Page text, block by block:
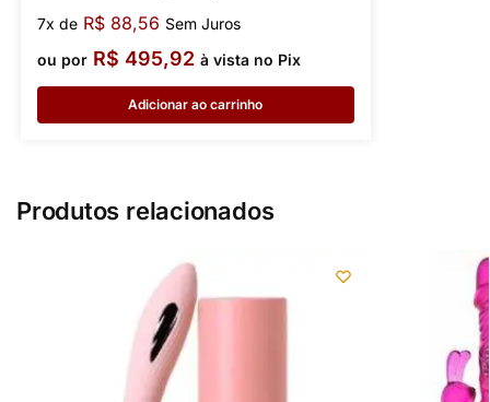
7x de R$88,56 Sem Juros
ou por R$ 495,92 à vista no Pix
Adicionar ao carrinho
Produtos relacionados